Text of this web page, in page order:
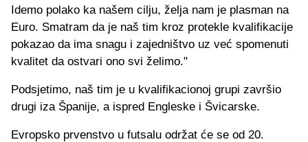
Idemo polako ka našem cilju, želja nam je plasman na
Euro. Smatram da je naš tim kroz protekle kvalifikacije
pokazao da ima snagu i zajedništvo uz već spomenuti
kvalitet da ostvari ono svi želimo."
Podsjetimo, naš tim je u kvalifikacionoj grupi završio
drugi iza Španije, a ispred Engleske i Švicarske.
Evropsko prvenstvo u futsalu održat će se od 20.